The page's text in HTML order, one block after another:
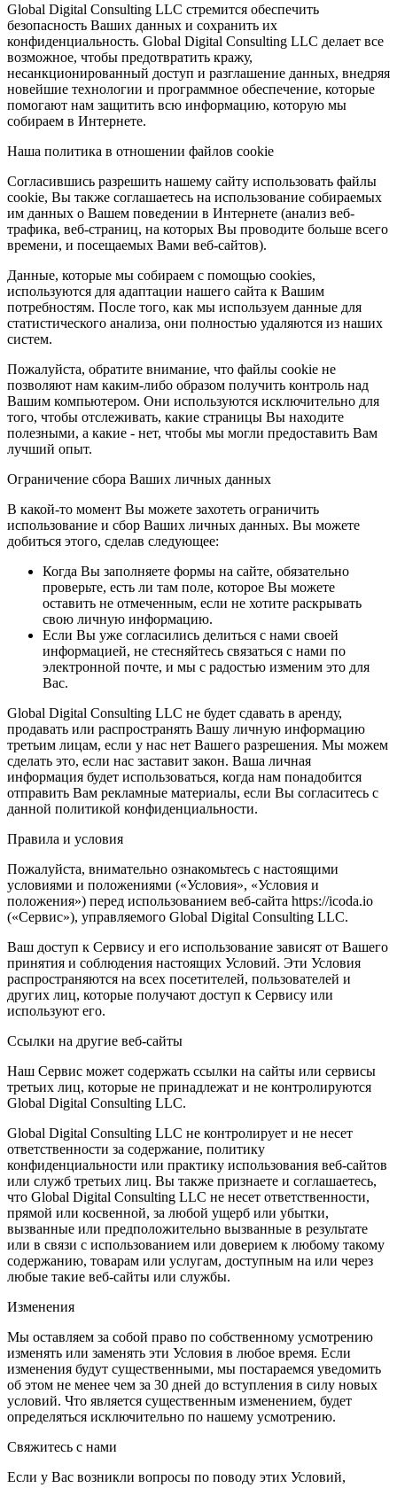
Global Digital Consulting LLC стремится обеспечить
безопасность Ваших данных и сохранить их
конфиденциальность. Global Digital Consulting LLC делает все
возможное, чтобы предотвратить кражу,
несанкционированный доступ и разглашение данных, внедряя
новейшие технологии и программное обеспечение, которые
помогают нам защитить всю информацию, которую мы
собираем в Интернете.
Наша политика в отношении файлов cookie
Согласившись разрешить нашему сайту использовать файлы
cookie, Вы также соглашаетесь на использование собираемых
им данных о Вашем поведении в Интернете (анализ веб-
трафика, веб-страниц, на которых Вы проводите больше всего
времени, и посещаемых Вами веб-сайтов).
Данные, которые мы собираем с помощью cookies,
используются для адаптации нашего сайта к Вашим
потребностям. После того, как мы используем данные для
статистического анализа, они полностью удаляются из наших
систем.
Пожалуйста, обратите внимание, что файлы cookie не
позволяют нам каким-либо образом получить контроль над
Вашим компьютером. Они используются исключительно для
того, чтобы отслеживать, какие страницы Вы находите
полезными, а какие - нет, чтобы мы могли предоставить Вам
лучший опыт.
Ограничение сбора Ваших личных данных
В какой-то момент Вы можете захотеть ограничить
использование и сбор Ваших личных данных. Вы можете
добиться этого, сделав следующее:
Когда Вы заполняете формы на сайте, обязательно
проверьте, есть ли там поле, которое Вы можете
оставить не отмеченным, если не хотите раскрывать
свою личную информацию.
Если Вы уже согласились делиться с нами своей
информацией, не стесняйтесь связаться с нами по
электронной почте, и мы с радостью изменим это для
Вас.
Global Digital Consulting LLC не будет сдавать в аренду,
продавать или распространять Вашу личную информацию
третьим лицам, если у нас нет Вашего разрешения. Мы можем
сделать это, если нас заставит закон. Ваша личная
информация будет использоваться, когда нам понадобится
отправить Вам рекламные материалы, если Вы согласитесь с
данной политикой конфиденциальности.
Правила и условия
Пожалуйста, внимательно ознакомьтесь с настоящими
условиями и положениями («Условия», «Условия и
положения») перед использованием веб-сайта https://icoda.io
(«Сервис»), управляемого Global Digital Consulting LLC.
Ваш доступ к Сервису и его использование зависят от Вашего
принятия и соблюдения настоящих Условий. Эти Условия
распространяются на всех посетителей, пользователей и
других лиц, которые получают доступ к Сервису или
используют его.
Ссылки на другие веб-сайты
Наш Сервис может содержать ссылки на сайты или сервисы
третьих лиц, которые не принадлежат и не контролируются
Global Digital Consulting LLC.
Global Digital Consulting LLC не контролирует и не несет
ответственности за содержание, политику
конфиденциальности или практику использования веб-сайтов
или служб третьих лиц. Вы также признаете и соглашаетесь,
что Global Digital Consulting LLC не несет ответственности,
прямой или косвенной, за любой ущерб или убытки,
вызванные или предположительно вызванные в результате
или в связи с использованием или доверием к любому такому
содержанию, товарам или услугам, доступным на или через
любые такие веб-сайты или службы.
Изменения
Мы оставляем за собой право по собственному усмотрению
изменять или заменять эти Условия в любое время. Если
изменения будут существенными, мы постараемся уведомить
об этом не менее чем за 30 дней до вступления в силу новых
условий. Что является существенным изменением, будет
определяться исключительно по нашему усмотрению.
Свяжитесь с нами
Если у Вас возникли вопросы по поводу этих Условий,